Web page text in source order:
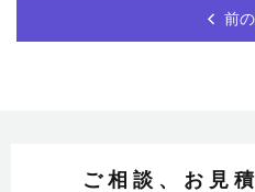
前
ご相談、お見